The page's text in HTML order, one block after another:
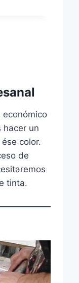
económico
hacer un
color.
de
tinta.